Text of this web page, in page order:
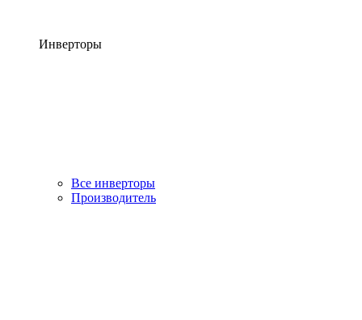
Инверторы
Все инверторы
Производитель